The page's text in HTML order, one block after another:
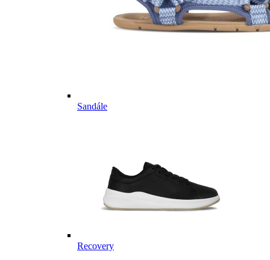
Sandále
Recovery